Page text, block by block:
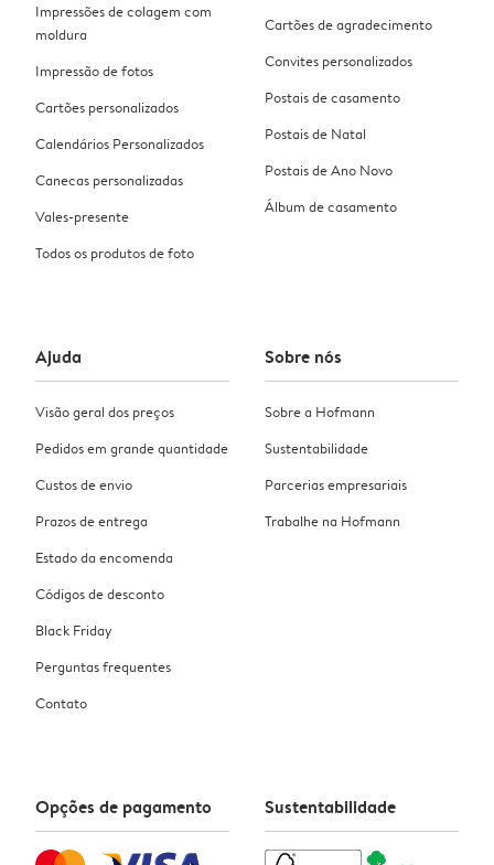
Impressões de colagem com
moldura
Impressão de fotos
Cartões personalizados
Calendários Personalizados
Canecas personalizadas
Vales-presente
Todos os produtos de foto
Cartões de agradecimento
Convites personalizados
Postais de casamento
Postais de Natal
Postais de Ano Novo
Álbum de casamento
Ajuda
Visão geral dos preços
Pedidos em grande quantidade
Custos de envio
Prazos de entrega
Estado da encomenda
Códigos de desconto
Black Friday
Perguntas frequentes
Contato
Sobre nós
Sobre a Hofmann
Sustentabilidade
Parcerias empresariais
Trabalhe na Hofmann
Opções de pagamento Sustentabilidade